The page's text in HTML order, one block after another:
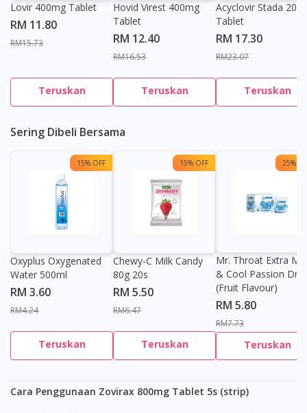
Lovir 400mg Tablet
RM 11.80
RM15.73
Teruskan
Hovid Virest 400mg
Tablet
RM 12.40
RM16.53
Teruskan
Acyclovir Stada
Tablet
RM 17.30
RM23.07
Teruskan
Sering Dibeli Bersama
15% OFF
Oxyplus Oxygenated
Water 500ml
RM 3.60
RM4.24
Teruskan
15% OFF
Chewy-C Milk Candy
80g 20s
RM 5.50
RM6.47
Teruskan
25%
Mr. Throat Extra
& Cool Passion
(Fruit Flavour)
RM 5.80
RM7.73
Teruskan
Cara Penggunaan Zovirax 800mg Tablet 5s (strip)